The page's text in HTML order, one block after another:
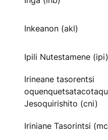
Inkeanon (akl)
Ipili Nutestamene (ipi)
Irineane tasorentsi
Jesoquirishito (cni)
Iriniane Tasorintsi